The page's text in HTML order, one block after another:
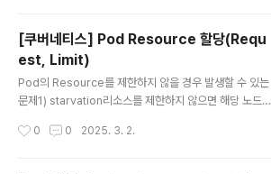
려고 합니다. Replication Controller 이란?요구하는
Pod의 개수를 보장하며 파드 집합의 실행을 항상 안정적
으로 유지하는 것을 목표요구하는 Pod의 개수가 부족하면
template를 이용해 Pod를 추가요구하는 Pod 수 보다
많으면 최근에 생성된 Pod를 삭제기본 구성selector :
스터 내에 유지하고자 하는 ..
[쿠버네티스] Pod Resource 할당(Requ
est, Limit)
Pod의 Resource를 제한하지 않을 경우 발생할 수 있는
문제1) starvation리소스를 제한하지 않으면 해당 노드에
습니다. 따라서 만약 리소스 제한을 두지 않고 특정 호스트
0 0 2025. 3. 2.